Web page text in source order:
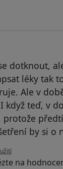
dotknout,
léky tak
Ale v
když teď, v
by si o
...
na